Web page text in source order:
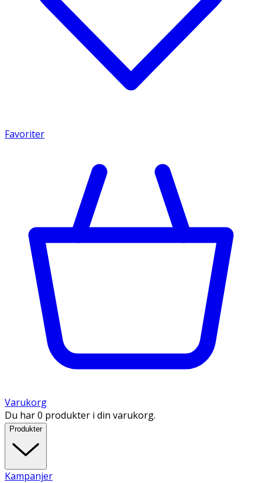
Favoriter
Varukorg
Du har 0 produkter i din varukorg.
Produkter
Kampanjer